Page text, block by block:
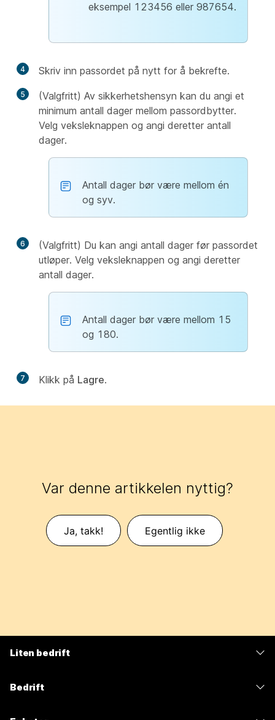
eksempel 123456 eller 987654.
4 Skriv inn passordet på nytt for å bekrefte.
5
(Valgfritt) Av sikkerhetshensyn kan du angi et
minimum antall dager mellom passordbytter.
Velg veksleknappen og angi deretter antall
dager.
Antall dager bør være mellom én
og syv.
6
(Valgfritt) Du kan angi antall dager før passordet
utløper. Velg veksleknappen og angi deretter
antall dager.
Antall dager bør være mellom 15
og 180.
7 Klikk på Lagre.
Var denne artikkelen nyttig?
Ja, takk! Egentlig ikke
Liten bedrift
Bedrift